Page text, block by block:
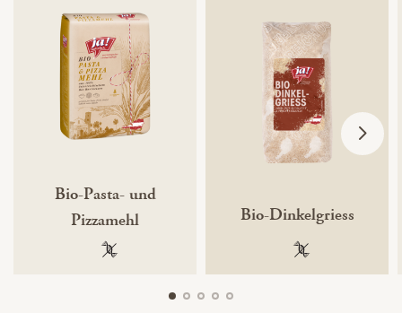
Bio-Pasta- und
Pizzamehl
100 % gentechnikfrei
Bio-Dinkelgriess
100 %